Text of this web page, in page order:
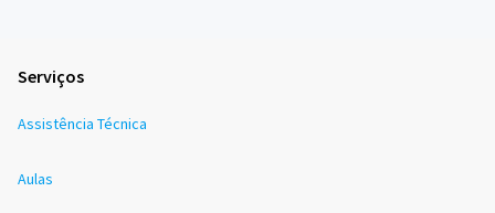
Serviços
Assistência Técnica
Aulas